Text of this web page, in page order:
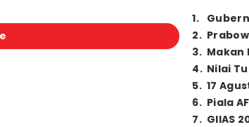
1.
2.
3. Makan
4. Nilai
5. 17
6. Piala
7. GIIAS